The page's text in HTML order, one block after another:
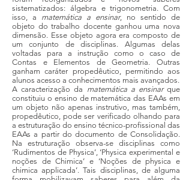
sistematizados: álgebra e trigonometria. Com
isso, a matemática a ensinar, no sentido de
objeto do trabalho docente ganhou uma nova
dimensão. Esse objeto agora era composto de
um conjunto de disciplinas. Algumas delas
voltadas para a instrução como o caso de
Contas e Elementos de Geometria. Outras
ganham caráter propedêutico, permitindo aos
alunos acesso a conhecimentos mais avançados.
A caracterização da matemática a ensinar que
constituiu o ensino de matemática das EAAs em
um objeto não apenas instrutivo, mas também,
propedêutico, pode ser verificado olhando para
a estruturação do ensino técnico-profissional das
EAAs a partir do documento de Consolidação.
Na estruturação observa-se disciplinas como
‘Rudimentos de Physica’, ‘Physica experimental e
noções de Chimica’ e ‘Noções de physica e
chimica applicada’. Tais disciplinas, de alguma